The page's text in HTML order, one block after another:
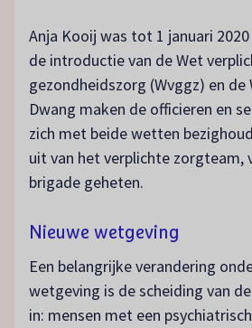
Anja Kooij was tot 1 januari
de introductie van de Wet
gezondheidszorg (Wvggz) en de
Dwang maken de officieren en
zich met beide wetten
uit van het verplichte zorgteam,
brigade geheten.
Nieuwe wetgeving
Een belangrijke verandering
wetgeving is de scheiding van
in: mensen met een